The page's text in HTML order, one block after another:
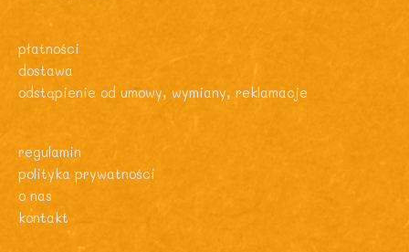
płatności
dostawa
odstąpienie od umowy, wymiany, reklamacje
regulamin
polityka prywatności
o nas
kontakt